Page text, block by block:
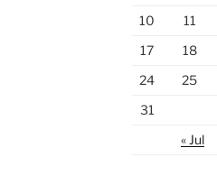
10
11
17
18
24
25
31
« Jul